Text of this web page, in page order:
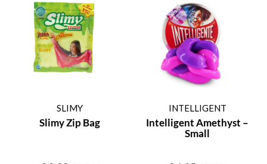
SLIMY
Slimy Zip Bag
INTELLIGENT
Intelligent Amethyst –
Small